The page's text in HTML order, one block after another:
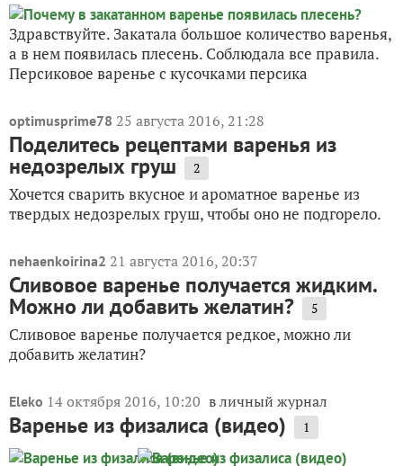
Здравствуйте. Закатала большое количество варенья,
а в нем появилась плесень. Соблюдала все правила.
Персиковое варенье с кусочками персика
optimusprime78 25 августа 2016, 21:28
Поделитесь рецептами варенья из
недозрелых груш 2
Хочется сварить вкусное и ароматное варенье из
твердых недозрелых груш, чтобы оно не подгорело.
nehaenkoirina2 21 августа 2016, 20:37
Сливовое варенье получается жидким.
Можно ли добавить желатин? 5
Сливовое варенье получается редкое, можно ли
добавить желатин?
Eleko 14 октября 2016, 10:20 в личный журнал
Варенье из физалиса (видео) 1